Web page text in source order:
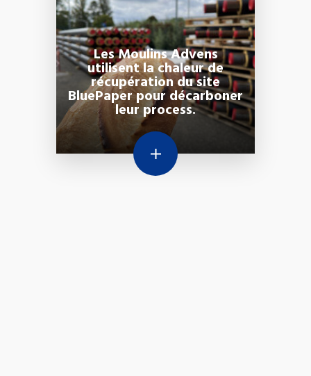
Les Moulins Advens
utilisent la chaleur de
récupération du site
BluePaper pour décarboner
leur process.